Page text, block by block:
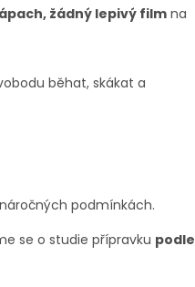
žádný lepivý filmna
běhat, skákat a
podmínkách.
se o studie přípravku podle